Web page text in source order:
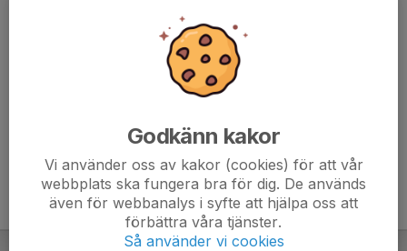
Godkänn kakor
Vi använder oss av kakor (cookies) för att vår
webbplats ska fungera bra för dig. De används
även för webbanalys i syfte att hjälpa oss att
förbättra våra tjänster.
Så använder vi cookies